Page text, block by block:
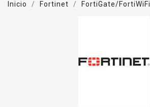
Inicio Fortinet FortiGate/FortiWiFi